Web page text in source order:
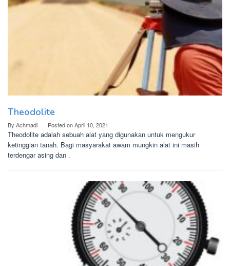
Theodolite
By Achmadi Posted onApril 10, 2021
Theodolite adalah sebuah alat yang digunakan untuk mengukur
ketinggian tanah. Bagi masyarakat awam mungkin alat ini masih
terdengar asing dan .